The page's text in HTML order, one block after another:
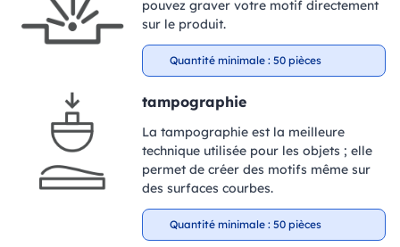
pouvez graver votre motif directement
sur le produit.
Quantité minimale : 50 pièces
tampographie
La tampographie est la meilleure
technique utilisée pour les objets ; elle
permet de créer des motifs même sur
des surfaces courbes.
Quantité minimale : 50 pièces